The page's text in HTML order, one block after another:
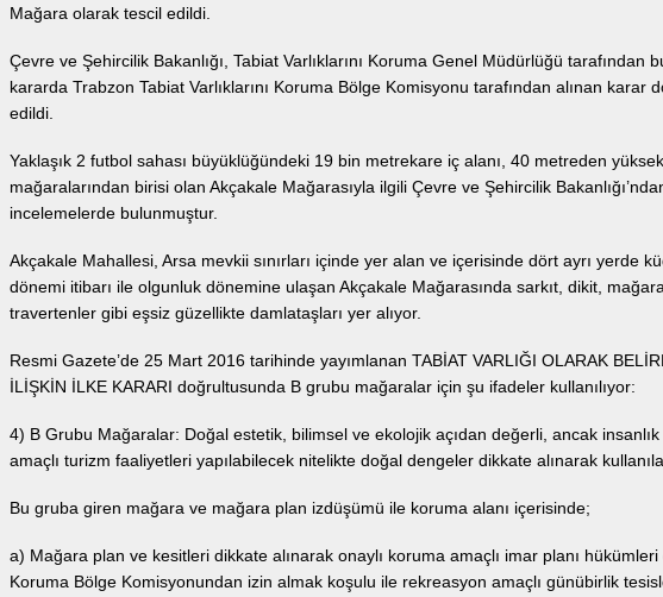
Mağara olarak tescil edildi.
Çevre ve Şehircilik Bakanlığı, Tabiat Varlıklarını Koruma Genel Müdürlüğü tarafından
kararda Trabzon Tabiat Varlıklarını Koruma Bölge Komisyonu tarafından alınan karar
edildi.
Yaklaşık 2 futbol sahası büyüklüğündeki 19 bin metrekare iç alanı, 40 metreden
mağaralarından birisi olan Akçakale Mağarasıyla ilgili Çevre ve Şehircilik
incelemelerde bulunmuştur.
Akçakale Mahallesi, Arsa mevkii sınırları içinde yer alan ve içerisinde dört ayrı yerde
dönemi itibarı ile olgunluk dönemine ulaşan Akçakale Mağarasında sarkıt, dikit,
travertenler gibi eşsiz güzellikte damlataşları yer alıyor.
Resmi Gazete’de 25 Mart 2016 tarihinde yayımlanan TABİAT VARLIĞI OLARAK
İLİŞKİN İLKE KARARI doğrultusunda B grubu mağaralar için şu ifadeler kullanılıyor:
4) B Grubu Mağaralar: Doğal estetik, bilimsel ve ekolojik açıdan değerli, ancak insanlık
amaçlı turizm faaliyetleri yapılabilecek nitelikte doğal dengeler dikkate alınarak
Bu gruba giren mağara ve mağara plan izdüşümü ile koruma alanı içerisinde;
a) Mağara plan ve kesitleri dikkate alınarak onaylı koruma amaçlı imar planı hükümleri
Koruma Bölge Komisyonundan izin almak koşulu ile rekreasyon amaçlı günübirlik